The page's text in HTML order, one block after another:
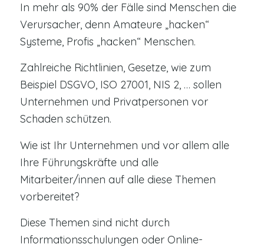
In mehr als 90% der Fälle sind Menschen die
Verursacher, denn Amateure „hacken“
Systeme, Profis „hacken“ Menschen.
Zahlreiche Richtlinien, Gesetze, wie zum
Beispiel DSGVO, ISO 27001, NIS 2, … sollen
Unternehmen und Privatpersonen vor
Schaden schützen.
Wie ist Ihr Unternehmen und vor allem alle
Ihre Führungskräfte und alle
Mitarbeiter/innen auf alle diese Themen
vorbereitet?
Diese Themen sind nicht durch
Informationsschulungen oder Online-